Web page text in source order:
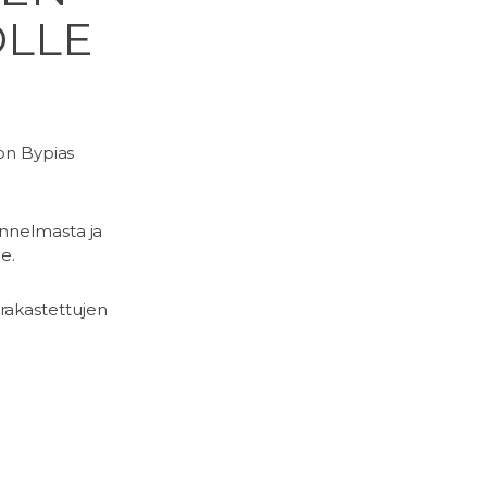
Bypias
ja